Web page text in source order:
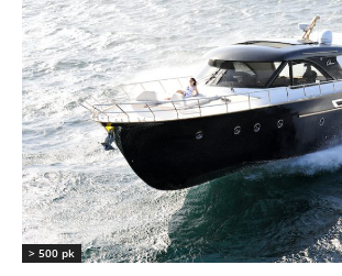
> 500 pk